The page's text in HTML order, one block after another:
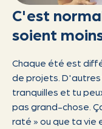
C'est
soient
Chaque été est
de projets. D'autres
tranquilles et tu
pas grand-chose.
raté » ou que ta vie